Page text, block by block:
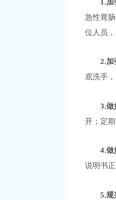
1.加
急性胃
位人员
2.加
底洗手
3.做
开；定
4.做
说明书
5.规